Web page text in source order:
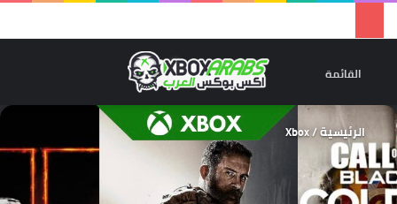
القائمة
الرئيسية/
Xbox